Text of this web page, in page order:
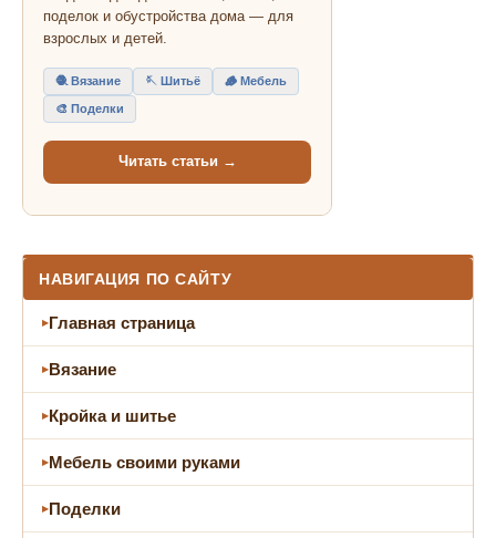
поделок и обустройства дома — для
взрослых и детей.
🧶 Вязание 🪡 Шитьё 🪵 Мебель
🎨 Поделки
Читать статьи →
НАВИГАЦИЯ ПО САЙТУ
Главная страница
Вязание
Кройка и шитье
Мебель своими руками
Поделки